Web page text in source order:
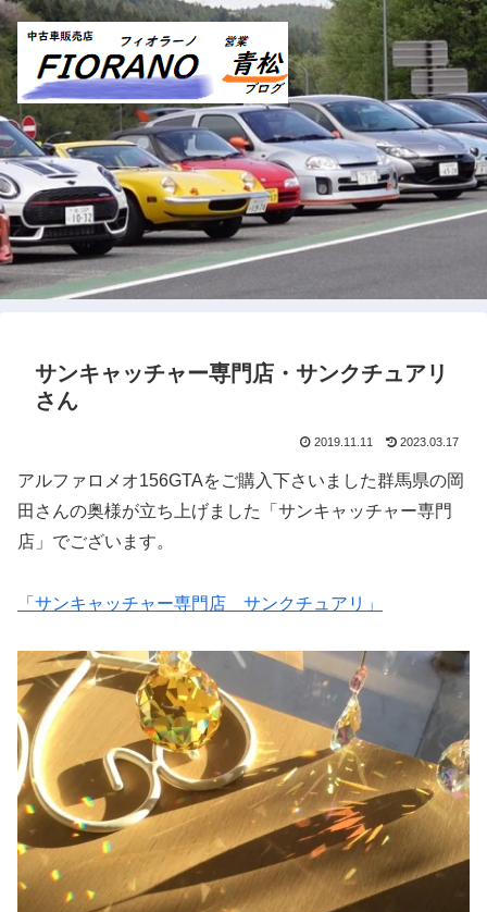
サンキャッチャー専門店・サンクチュアリ
さん
2019.11.11 2023.03.17
アルファロメオ156GTAをご購入下さいました群馬県の岡
田さんの奥様が立ち上げました「サンキャッチャー専門
店」でございます。
「サンキャッチャー専門店 サンクチュアリ」